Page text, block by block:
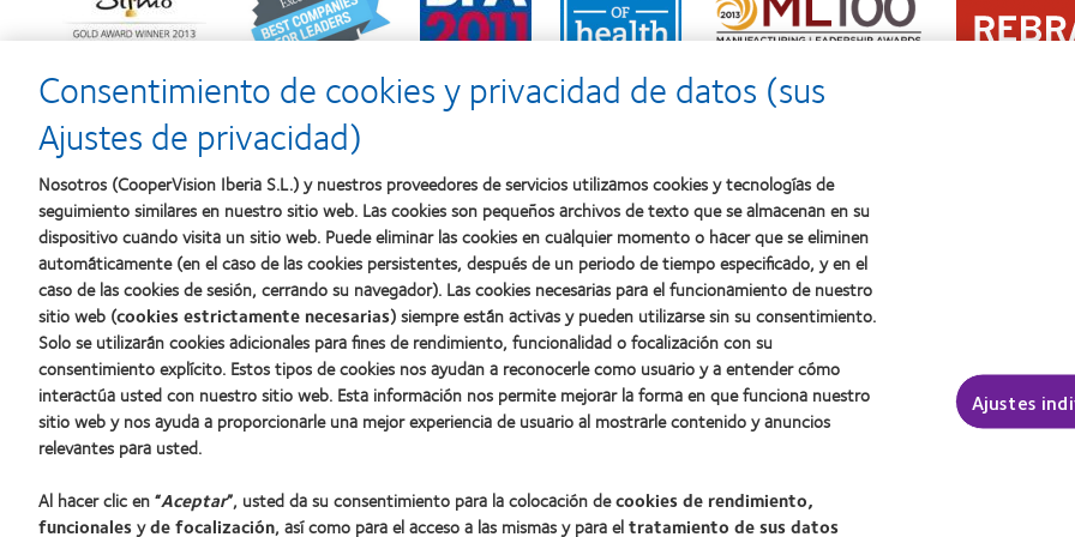
about
Premio
al
producto
con
MyDay™
about
2012
2010:
Mejor
empresa
para
el
desarrollo
del
liderazgo
about
2011:
la
mejor
about
2011:
a
la
more
about
Premio
Manufacturing
100)
(2012)
more
about
2012
Nuestros productos
Encuentre su lente
Tecnología para lentes de contacto
Lentes de contacto y visión
Nuevo usuario
Sobre nosotros
Carreras
Noticias
Contacto
Legal
Aviso Legal
Aviso de cookies
Consentimiento de cookies y privacidad de datos (sus
Ajustes de privacidad)
Nosotros (CooperVision Iberia S.L.) y nuestros proveedores de servicios utilizamos cookies y tecnologías de
seguimiento similares en nuestro sitio web. Las cookies son pequeños archivos de texto que se almacenan en su
dispositivo cuando visita un sitio web. Puede eliminar las cookies en cualquier momento o hacer que se eliminen
automáticamente (en el caso de las cookies persistentes, después de un periodo de tiempo especificado, y en el
caso de las cookies de sesión, cerrando su navegador). Las cookies necesarias para el funcionamiento de nuestro
sitio web (cookies estrictamente necesarias) siempre están activas y pueden utilizarse sin su consentimiento.
Solo se utilizarán cookies adicionales para fines de rendimiento, funcionalidad o focalización con su
consentimiento explícito. Estos tipos de cookies nos ayudan a reconocerle como usuario y a entender cómo
interactúa usted con nuestro sitio web. Esta información nos permite mejorar la forma en que funciona nuestro
sitio web y nos ayuda a proporcionarle una mejor experiencia de usuario al mostrarle contenido y anuncios
relevantes para usted.
Al hacer clic en “Aceptar”, usted da su consentimiento para la colocación decookies de rendimiento,
funcionalesyde focalización, así como para el acceso a las mismas y para eltratamiento de sus datos
Ajustes